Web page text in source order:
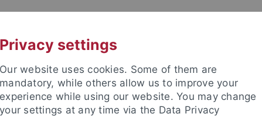
Privacy settings
Our website uses cookies. Some of them are
mandatory, while others allow us to improve your
experience while using our website. You may change
your settings at any time via the Data Privacy